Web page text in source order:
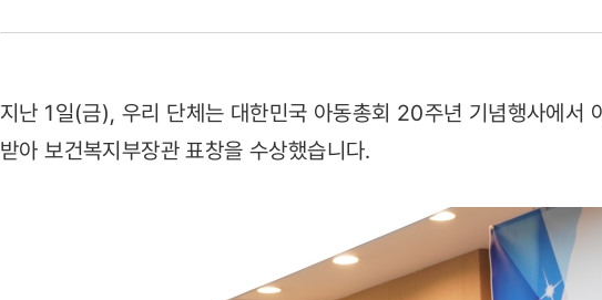
아동총회
기념
지난 1일(금), 우리 단체는 대한민국 아동총회 20주년 기념행사에서
받아 보건복지부장관 표창을 수상했습니다.